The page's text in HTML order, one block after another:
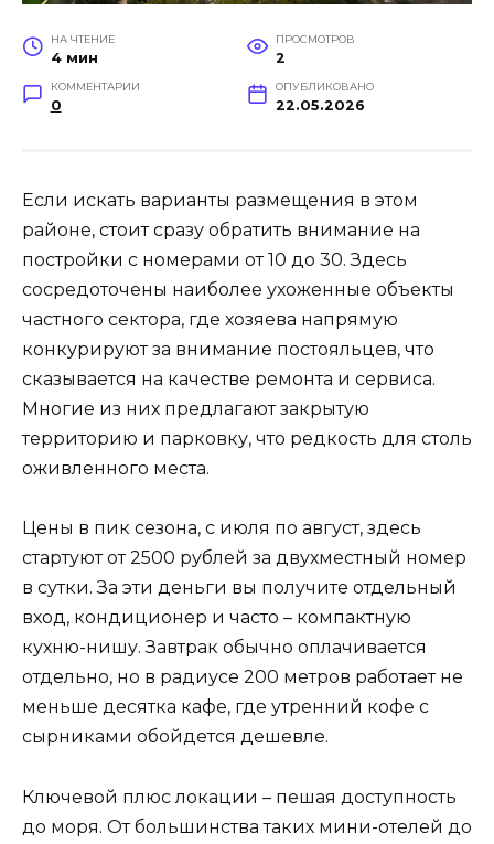
НА ЧТЕНИЕ
4 мин
ПРОСМОТРОВ
2
КОММЕНТАРИИ
0
ОПУБЛИКОВАНО
22.05.2026
Если искать варианты размещения в этом
районе, стоит сразу обратить внимание на
постройки с номерами от 10 до 30. Здесь
сосредоточены наиболее ухоженные объекты
частного сектора, где хозяева напрямую
конкурируют за внимание постояльцев, что
сказывается на качестве ремонта и сервиса.
Многие из них предлагают закрытую
территорию и парковку, что редкость для столь
оживленного места.
Цены в пик сезона, с июля по август, здесь
стартуют от 2500 рублей за двухместный номер
в сутки. За эти деньги вы получите отдельный
вход, кондиционер и часто – компактную
кухню-нишу. Завтрак обычно оплачивается
отдельно, но в радиусе 200 метров работает не
меньше десятка кафе, где утренний кофе с
сырниками обойдется дешевле.
Ключевой плюс локации – пешая доступность
до моря. От большинства таких мини-отелей до